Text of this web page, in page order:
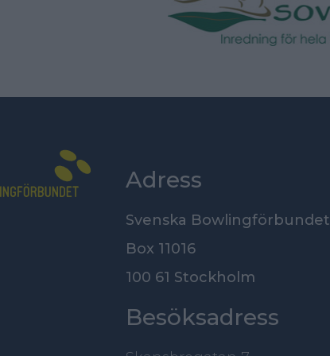
Adress
Svenska Bowlingförbundet
Box 11016
100 61 Stockholm
Besöksadress